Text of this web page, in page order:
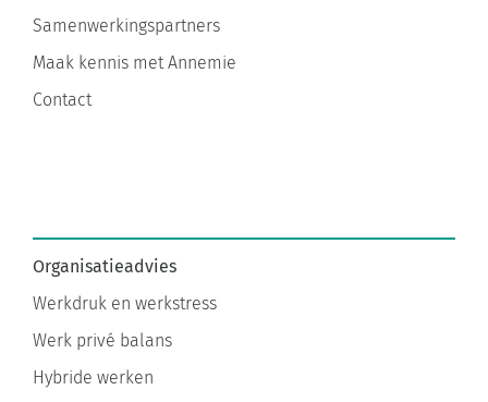
Samenwerkingspartners
Maak kennis met Annemie
Contact
Organisatieadvies
Werkdruk en werkstress
Werk privé balans
Hybride werken